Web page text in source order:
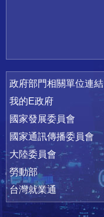
政府部門相關單位連結
我的E政府
國家發展委員會
國家通訊傳播委員會
大陸委員會
勞動部
台灣就業通